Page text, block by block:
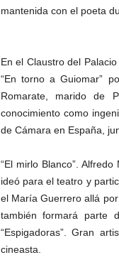
mantenida con el poeta
En el Claustro del
“En torno a Guiomar”
Romarate, marido de
conocimiento como
de Cámara en España,
“El mirlo Blanco”.
ideó para el teatro y
el María Guerrero allá
también formará parte
“Espigadoras”. Gran
cineasta.